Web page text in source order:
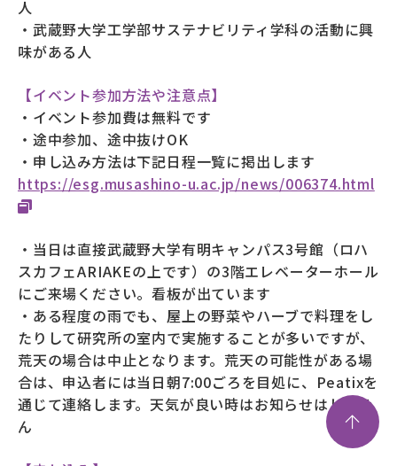
人
・武蔵野大学工学部サステナビリティ学科の活動に興
味がある人
【イベント参加方法や注意点】
・イベント参加費は無料です
・途中参加、途中抜けOK
・申し込み方法は下記日程一覧に掲出します
https://esg.musashino-u.ac.jp/news/006374.html
・当日は直接武蔵野大学有明キャンパス3号館（ロハ
スカフェARIAKEの上です）の3階エレベーターホール
にご来場ください。看板が出ています
・ある程度の雨でも、屋上の野菜やハーブで料理をし
たりして研究所の室内で実施することが多いですが、
荒天の場合は中止となります。荒天の可能性がある場
合は、申込者には当日朝7:00ごろを目処に、Peatixを
通じて連絡します。天気が良い時はお知らせはしませ
ん